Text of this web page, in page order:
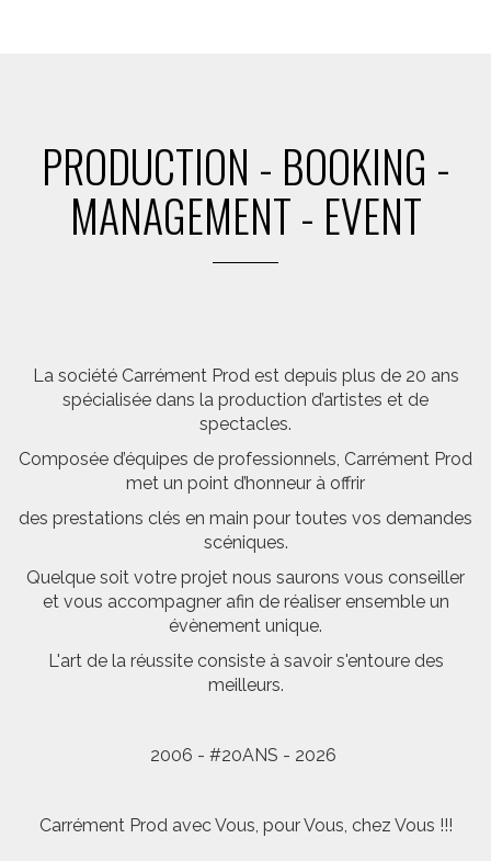
PRODUCTION - BOOKING -
MANAGEMENT - EVENT
La société Carrément Prod est depuis plus de 20 ans
spécialisée dans la production d’artistes et de
spectacles.
Composée d’équipes de professionnels, Carrément Prod
met un point d’honneur à offrir
des prestations clés en main pour toutes vos demandes
scéniques.
Quelque soit votre projet nous saurons vous conseiller
et vous accompagner afin de réaliser ensemble un
évènement unique.
L'art de la réussite consiste à savoir s'entoure des
meilleurs.
2006 - #20ANS - 2026
Carrément Prod avec Vous, pour Vous, chez Vous !!!